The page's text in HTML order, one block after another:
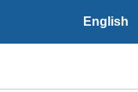
English
giải
lạnh vì